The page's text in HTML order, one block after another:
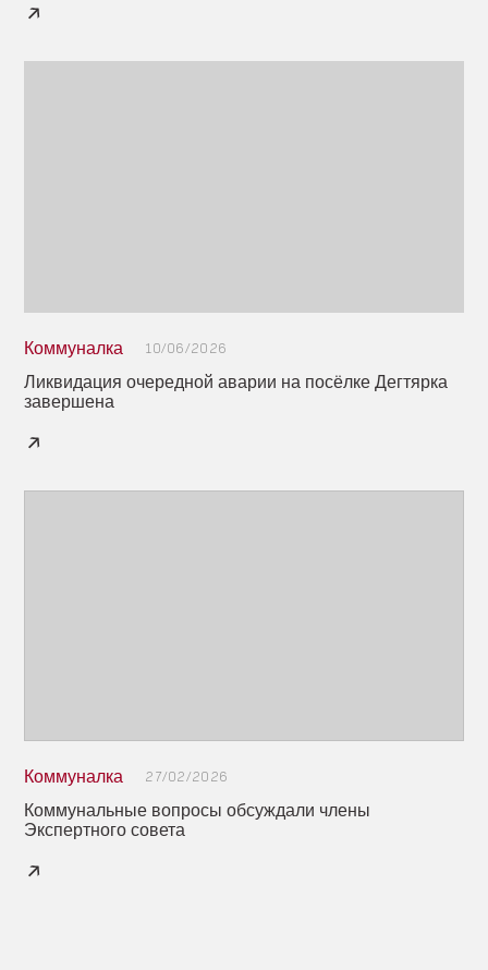
Коммуналка 10/06/2026
Ликвидация очередной аварии на посёлке Дегтярка
завершена
Коммуналка 27/02/2026
Коммунальные вопросы обсуждали члены
Экспертного совета